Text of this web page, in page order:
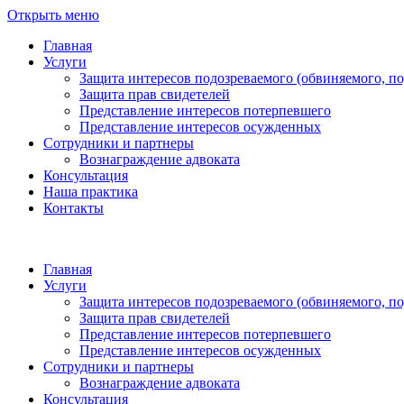
Открыть меню
Главная
Услуги
Защита интересов подозреваемого (обвиняемого,
Защита прав свидетелей
Представление интересов потерпевшего
Представление интересов осужденных
Сотрудники и партнеры
Вознаграждение адвоката
Консультация
Наша практика
Контакты
Главная
Услуги
Защита интересов подозреваемого (обвиняемого,
Защита прав свидетелей
Представление интересов потерпевшего
Представление интересов осужденных
Сотрудники и партнеры
Вознаграждение адвоката
Консультация